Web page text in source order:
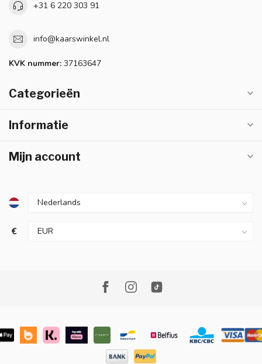
+31 6 220 303 91
info@kaarswinkel.nl
KVK nummer: 37163647
Categorieën
Informatie
Mijn account
€